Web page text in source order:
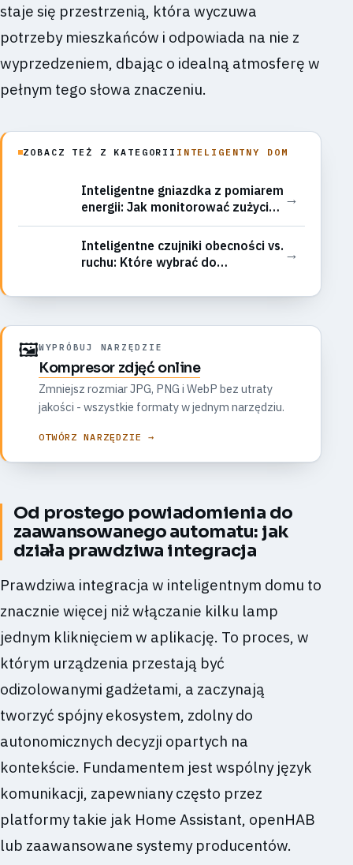
staje się przestrzenią, która wyczuwa
potrzeby mieszkańców i odpowiada na nie z
wyprzedzeniem, dbając o idealną atmosferę w
pełnym tego słowa znaczeniu.
ZOBACZ TEŻ Z KATEGORII INTELIGENTNY DOM
Inteligentne gniazdka z pomiarem
energii: Jak monitorować zużycie
prądu każdego urządzenia i
identyfikować „pożeraczy
energii”?
→
Inteligentne czujniki obecności vs.
ruchu: Które wybrać do
bezpieczeństwa?
→
🖼️WYPRÓBUJ NARZĘDZIE
Kompresor zdjęć online
Zmniejsz rozmiar JPG, PNG i WebP bez utraty
jakości - wszystkie formaty w jednym narzędziu.
OTWÓRZ NARZĘDZIE →
Od prostego powiadomienia do
zaawansowanego automatu: jak
działa prawdziwa integracja
Prawdziwa integracja w inteligentnym domu to
znacznie więcej niż włączanie kilku lamp
jednym kliknięciem w aplikację. To proces, w
którym urządzenia przestają być
odizolowanymi gadżetami, a zaczynają
tworzyć spójny ekosystem, zdolny do
autonomicznych decyzji opartych na
kontekście. Fundamentem jest wspólny język
komunikacji, zapewniany często przez
platformy takie jak Home Assistant, openHAB
lub zaawansowane systemy producentów.